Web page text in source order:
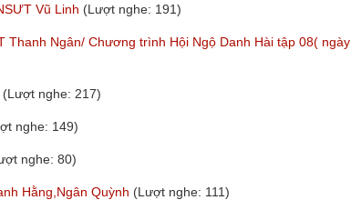
Vũ Linh (Lượt nghe: 191)
Ngân/ Chương trình Hội Ngộ Danh Hài tập 08( ngày
(Lượt nghe: 217)
nghe: 149)
nghe: 80)
Hằng,Ngân Quỳnh (Lượt nghe: 111)